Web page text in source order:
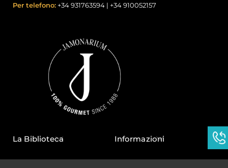
Per telefono: +34 931763594 | +34 910052157
La Biblioteca Informazioni